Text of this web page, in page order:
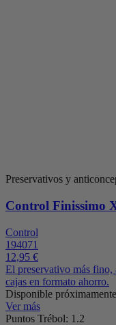
Preservativos y
Control Finissimo
Control
194071
12,95 €
El preservativo más
cajas en formato ahorro.
Disponible próximamente
Ver más
Puntos Trébol: 1.2